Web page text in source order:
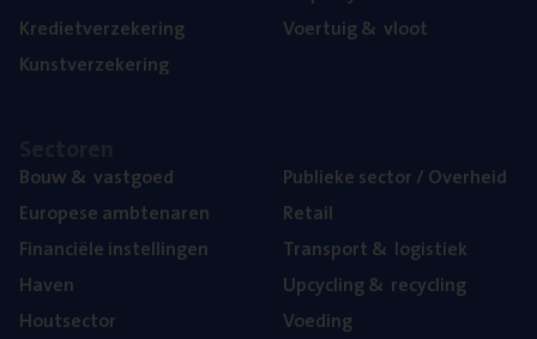
Kre­diet­ver­ze­ke­ring
Kunst­ver­ze­ke­ring
Voer­tuig& vloot
Bouw& vastgoed
Euro­pe­se ambtenaren
Finan­ci­ë­le instellingen
Haven
Hout­sec­tor
Publie­ke sec­tor / Overheid
Retail
Trans­port& logistiek
Upcy­cling& recycling
Voe­ding